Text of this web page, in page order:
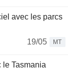
avec les parcs
19/05
MT
le Tasmania